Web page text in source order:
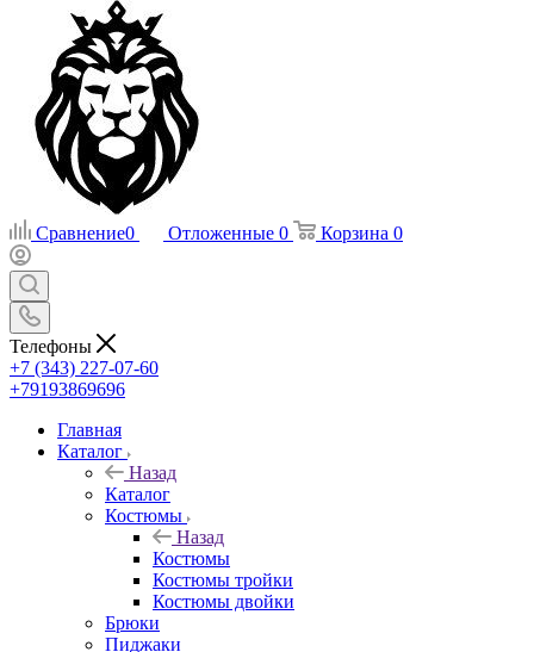
Сравнение0 Отложенные 0 Корзина 0
Телефоны
+7 (343) 227-07-60
+79193869696
Главная
Каталог
Назад
Каталог
Костюмы
Назад
Костюмы
Костюмы тройки
Костюмы двойки
Брюки
Пиджаки